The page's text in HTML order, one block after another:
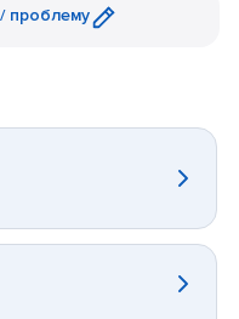
проблему